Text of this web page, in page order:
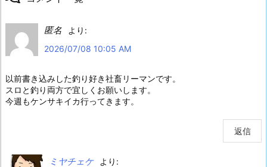
匿名
より:
2026/07/08 10:05 AM
以前書き込みした釣り好き社畜リーマンです。
スロと釣り両方で宜しくお願いします。
今週もケンサキイカ行ってきます。
返信
ミヤチェケ
より: